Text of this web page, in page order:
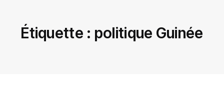
Étiquette : politique Guinée